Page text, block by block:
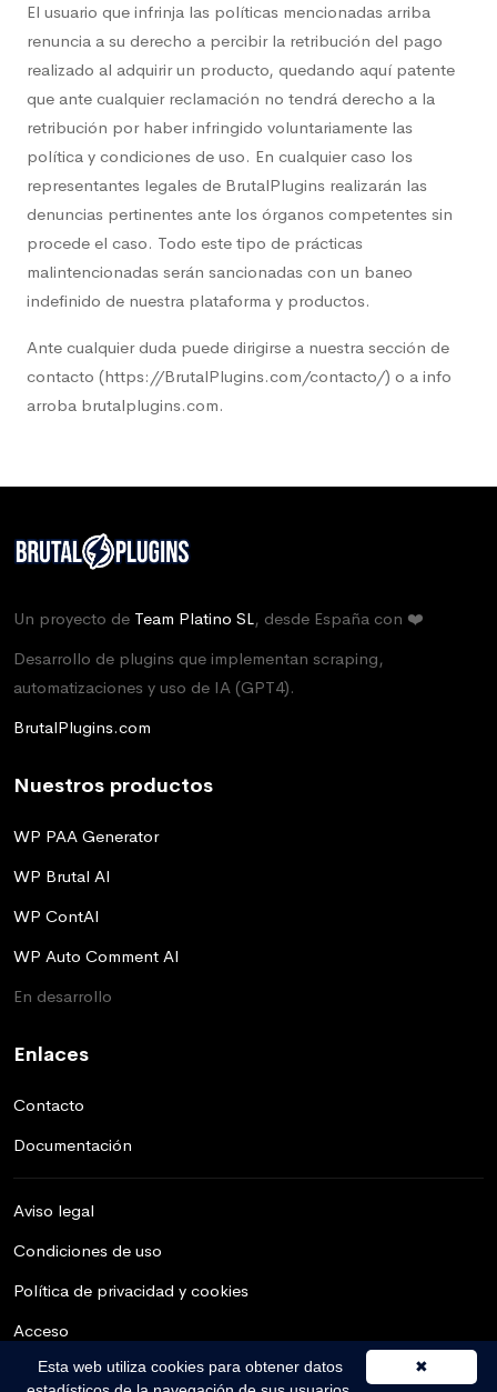
El usuario que infrinja las políticas mencionadas arriba
renuncia a su derecho a percibir la retribución del pago
realizado al adquirir un producto, quedando aquí patente
que ante cualquier reclamación no tendrá derecho a la
retribución por haber infringido voluntariamente las
política y condiciones de uso. En cualquier caso los
representantes legales de BrutalPlugins realizarán las
denuncias pertinentes ante los órganos competentes sin
procede el caso. Todo este tipo de prácticas
malintencionadas serán sancionadas con un baneo
indefinido de nuestra plataforma y productos.
Ante cualquier duda puede dirigirse a nuestra sección de
contacto (https://BrutalPlugins.com/contacto/) o a info
arroba brutalplugins.com.
Un proyecto de Team Platino SL, desde España con ❤️
Desarrollo de plugins que implementan scraping,
automatizaciones y uso de IA (GPT4).
BrutalPlugins.com
Nuestros productos
WP PAA Generator
WP Brutal AI
WP ContAI
WP Auto Comment AI
En desarrollo
Enlaces
Contacto
Documentación
Aviso legal
Condiciones de uso
Política de privacidad y cookies
Acceso
✖
Esta web utiliza cookies para obtener datos